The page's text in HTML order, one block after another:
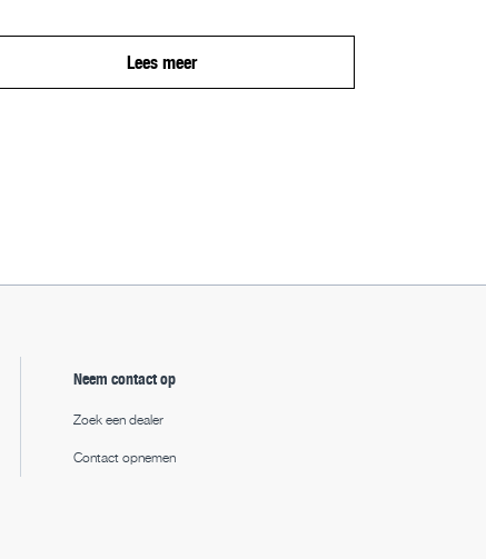
Lees meer
Neem contact op
Zoek een dealer
Contact opnemen